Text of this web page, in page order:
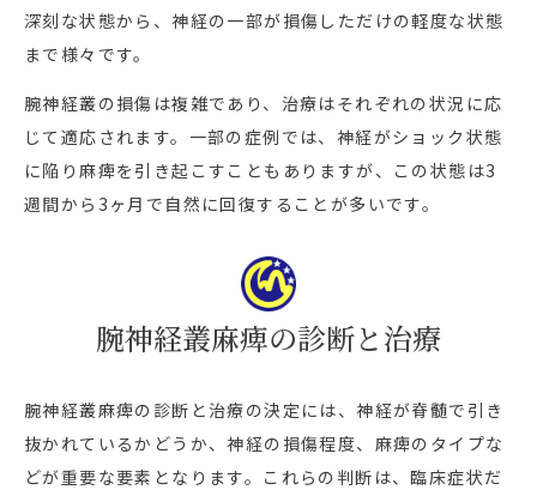
深刻な状態から、神経の一部が損傷しただけの軽度な状態
まで様々です。
腕神経叢の損傷は複雑であり、治療はそれぞれの状況に応
じて適応されます。一部の症例では、神経がショック状態
に陥り麻痺を引き起こすこともありますが、この状態は3
週間から3ヶ月で自然に回復することが多いです。
腕神経叢麻痺の診断と治療
腕神経叢麻痺の診断と治療の決定には、神経が脊髄で引き
抜かれているかどうか、神経の損傷程度、麻痺のタイプな
どが重要な要素となります。これらの判断は、臨床症状だ